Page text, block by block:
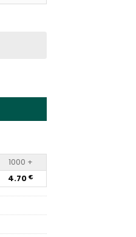
1000 +
4.70 €